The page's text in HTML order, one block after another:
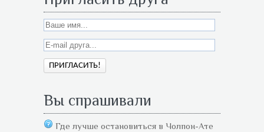
Вы спрашивали
Где лучше остановиться в Чолпон-Ате